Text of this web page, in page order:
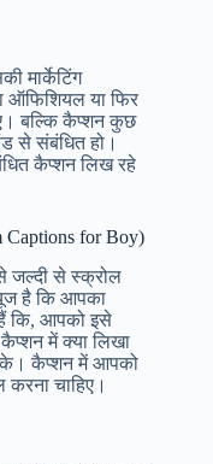
मार्केटिंग
ऑफिशियल या फिर
बल्कि कैप्शन कुछ
से संबंधित हो।
कैप्शन लिख रहे
Captions for Boy)
जल्दी से स्क्रोल
है कि आपका
हैं कि, आपको इसे
में क्या लिखा
कैप्शन में आपको
चाहिए।